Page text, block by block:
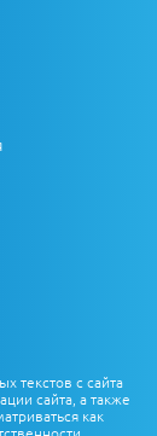
текстов с сайта
сайта, а также
как